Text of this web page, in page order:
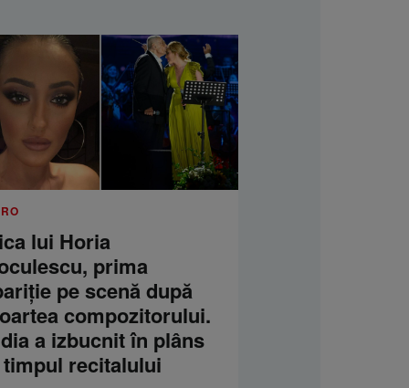
lui Horia
prima
pe scenă după
compozitorului.
a izbucnit în plâns
recitalului